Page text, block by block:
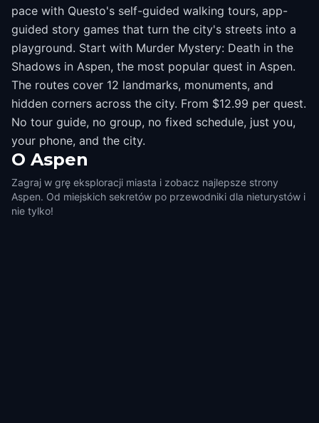
pace with Questo's self-guided walking tours, app-
guided story games that turn the city's streets into a
playground. Start with Murder Mystery: Death in the
Shadows in Aspen, the most popular quest in Aspen.
The routes cover 12 landmarks, monuments, and
hidden corners across the city. From $12.99 per quest.
No tour guide, no group, no fixed schedule, just you,
your phone, and the city.
O Aspen
Zagraj w grę eksploracji miasta i zobacz najlepsze strony
Aspen. Od miejskich sekretów po przewodniki dla nieturystów i
nie tylko!